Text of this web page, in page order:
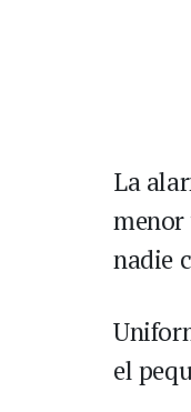
La
nadie
el